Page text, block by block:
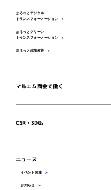
まるっとデジタル
トランスフォーメーション >
まるっとグリーン
トランスフォーメーション >
まるっと現場改善 >
マルエム商会で働く
CSR・SDGs
ニュース
イベント関連 >
お知らせ >